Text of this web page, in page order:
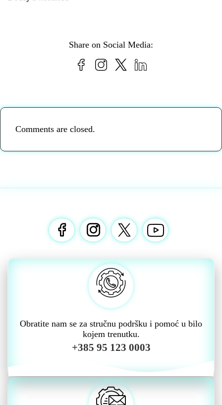
Share on Social Media:
Comments are closed.
Obratite nam se za stručnu podršku i pomoć u bilo
kojem trenutku.
+385 95 123 0003